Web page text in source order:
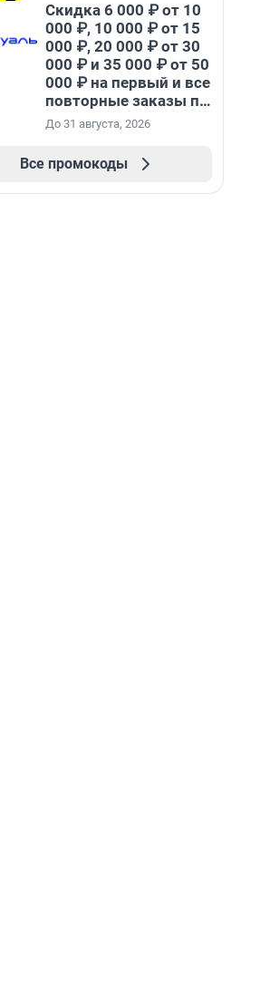
Скидка 6 000 ₽ от 10
000 ₽, 10 000 ₽ от 15
000 ₽, 20 000 ₽ от 30
000 ₽ и 35 000 ₽ от 50
000 ₽ на первый и все
повторные заказы по
промокоду НАБЕРИ
До 31 августа, 2026
Все промокоды